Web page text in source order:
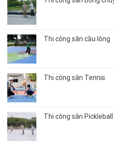
Thi công sân cầu lông
Thi công sân Tennis
Thi công sân Pickleball